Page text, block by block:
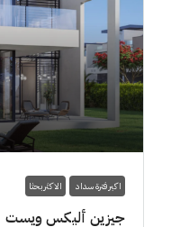
اكبر فترة سداد الاكثر بحثا
جيزين أليكس ويست